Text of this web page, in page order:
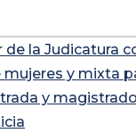
de la Judicatura
mujeres y mixta
y